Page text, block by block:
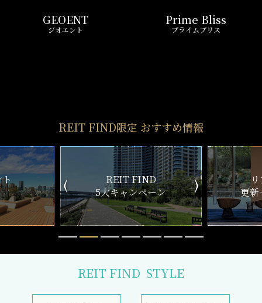
REIT FIND
5大キャンペーン
リアルタ
更新一覧チ
仲介手数料0円～ 初期費用お問い合わせ
気になる物件を
5分以内で回答
おとり物件なし
検索サイトでは高水準
リモート内覧対応
しっかりサポート